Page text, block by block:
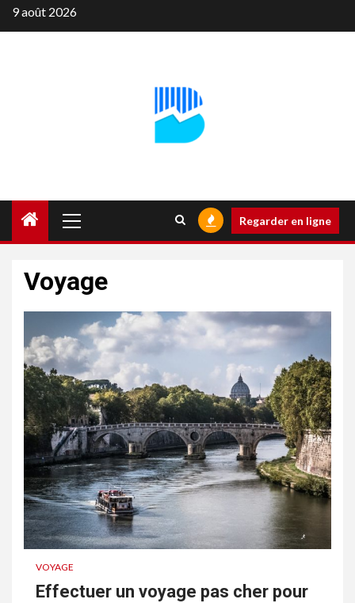
Aller
au
9 août 2026
principal
Regarder en ligne
Voyage
VOYAGE
Effectuer un voyage pas cher pour